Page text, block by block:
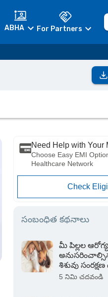
ABHA For Partners
Need Help with Your
Choose Easy EMI
Healthcare Network
Check
సంబంధిత కథనాలు
మీ పిల్లల
శిశువు సంరక్షణ
5 నిమి చదవండి